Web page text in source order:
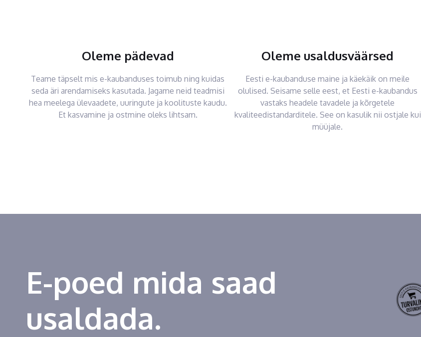
Oleme pädevad
Teame täpselt mis e-kaubanduses toimub ning kuidas
seda äri arendamiseks kasutada. Jagame neid teadmisi
hea meelega ülevaadete, uuringute ja koolituste kaudu.
Et kasvamine ja ostmine oleks lihtsam.
Oleme usaldusväärsed
Eesti e-kaubanduse maine ja käekäik on meile
olulised. Seisame selle eest, et Eesti e-kaubandus
vastaks headele tavadele ja kõrgetele
kvaliteedistandarditele. See on kasulik nii ostjale kui
müüjale.
E-poed mida saad
usaldada.